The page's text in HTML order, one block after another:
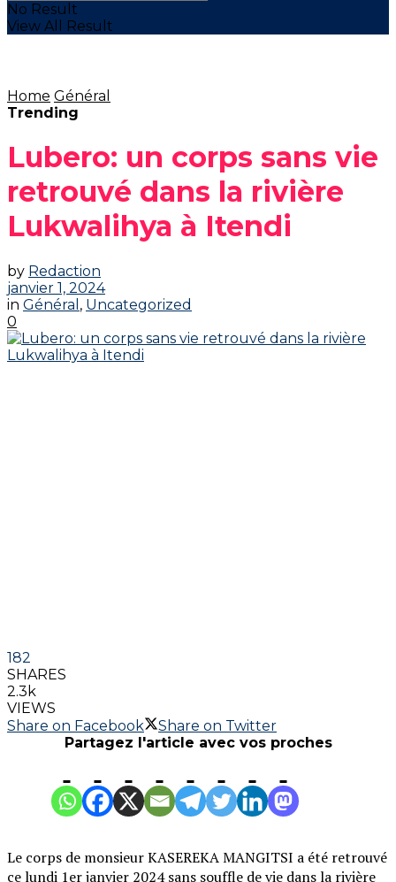
No Result
View All Result
Home Général
Trending
Lubero: un corps sans vie
retrouvé dans la rivière
Lukwalihya à Itendi
by Redaction
janvier 1, 2024
in Général , Uncategorized
0
182
SHARES
2.3k
VIEWS
Share on Facebook
Share on Twitter
Partagez l'article avec vos proches
Le corps de monsieur KASEREKA MANGITSI a été retrouvé
ce lundi 1er janvier 2024 sans souffle de vie dans la rivière